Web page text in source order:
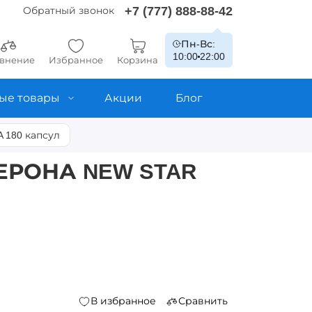
Обратный звонок +7 (777) 888-88-42
Избранное Корзина
Пн-Вс:
10:00 22:00
товары Акции Блог
180 капсул
NEW STAR
В избранное Сравнить